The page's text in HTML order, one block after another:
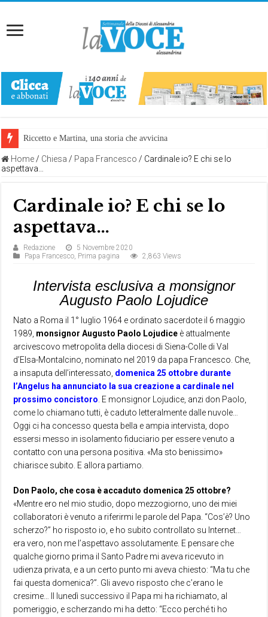
Riccetto e Martina, una storia che avvicina
Home / Chiesa / Papa Francesco / Cardinale io? E chi se lo
aspettava…
Cardinale io? E chi se lo
aspettava…
Redazione
5 Novembre 2020
Papa Francesco, Prima pagina 2,863 Views
Intervista esclusiva a monsignor
Augusto Paolo Lojudice
Nato a Roma il 1° luglio 1964 e ordinato sacerdote il 6 maggio
1989, monsignor Augusto Paolo Lojudice è attualmente
arcivescovo metropolita della diocesi di Siena-Colle di Val
d’Elsa-Montalcino, nominato nel 2019 da papa Francesco. Che,
a insaputa dell’interessato, domenica 25 ottobre durante
l’Angelus ha annunciato la sua creazione a cardinale nel
prossimo concistoro . E monsignor Lojudice, anzi don Paolo,
come lo chiamano tutti, è caduto letteralmente dalle nuvole…
Oggi ci ha concesso questa bella e ampia intervista, dopo
essersi messo in isolamento fiduciario per essere venuto a
contatto con una persona positiva. «Ma sto benissimo»
chiarisce subito. E allora partiamo.
Don Paolo, che cosa è accaduto domenica 25 ottobre?
«Mentre ero nel mio studio, dopo mezzogiorno, uno dei miei
collaboratori è venuto a riferirmi le parole del Papa. “Cos’è? Uno
scherzo?” ho risposto io, e ho subito controllato su Internet…
era vero, non me l’aspettavo assolutamente. E pensare che
qualche giorno prima il Santo Padre mi aveva ricevuto in
udienza privata, e a un certo punto mi aveva chiesto: “Ma tu che
fai questa domenica?”. Gli avevo risposto che c’erano le
cresime… Il lunedì successivo il Papa mi ha richiamato, al
pomeriggio, e scherzando mi ha detto: “Ecco perché ti ho